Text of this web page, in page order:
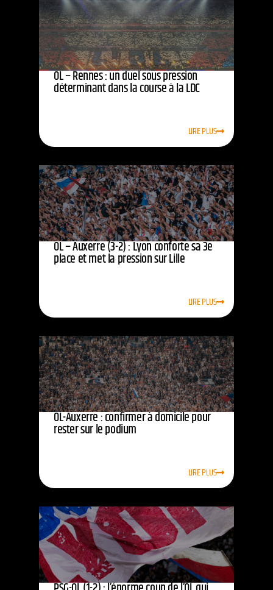
OL – Rennes : un duel sous pression
déterminant dans la course à la LDC
LIRE PLUS
OL – Auxerre (3-2) : Lyon conforte sa 3e
place et met la pression sur Lille
LIRE PLUS
OL-Auxerre : confirmer à domicile pour
rester sur le podium
LIRE PLUS